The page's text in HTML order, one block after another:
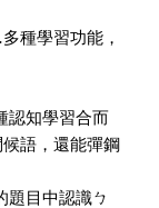
種學習功能，
認知學習合而
語，還能彈鋼
題目中認識ㄅ